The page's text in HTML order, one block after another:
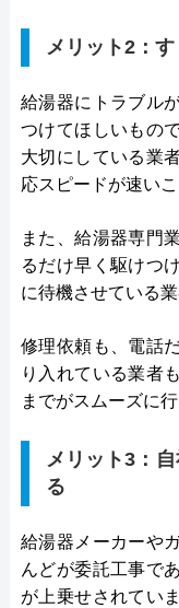
メリット2：
給湯器にトラブル
つけてほしいもの
大切にしている業
応スピードが速い
また、給湯器専門
るだけ早く駆けつ
に待機させている業
修理依頼も、電話
り入れている業者
までがスムーズに
メリット3：
る
給湯器メーカーや
んどが委託工事で
が上乗せされてい